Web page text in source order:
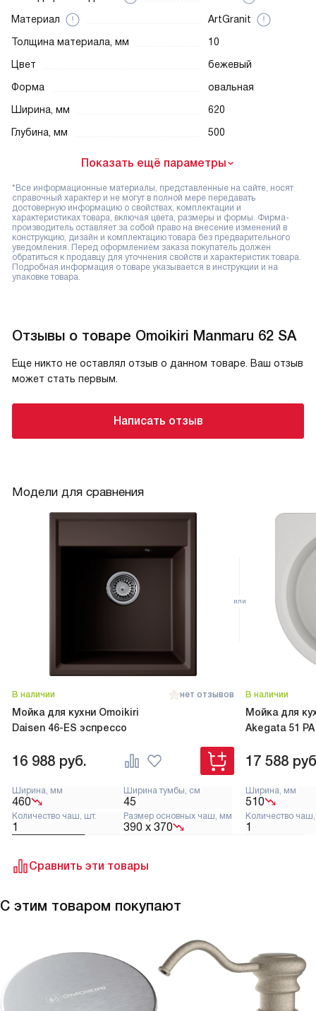
Материал
ArtGranit
Толщина материала, мм
10
Цвет
бежевый
Форма
овальная
Ширина, мм
620
Глубина, мм
500
Показать ещё параметры
*Все информационные материалы, представленные на сайте, носят
справочный характер и не могут в полной мере передавать
достоверную информацию о свойствах, комплектации и
характеристиках товара, включая цвета, размеры и формы. Фирма-
производитель оставляет за собой право на внесение изменений в
конструкцию, дизайн и комплектацию товара без предварительного
уведомления. Перед оформлением заказа покупатель должен
обратиться к продавцу для уточнения свойств и характеристик товара.
Подробная информация о товаре указывается в инструкции и на
упаковке товара.
Отзывы о товаре Omoikiri Manmaru 62 SA
Еще никто не оставлял отзыв о данном товаре. Ваш отзыв
может стать первым.
Написать отзыв
Модели для сравнения
Сравнить эти товары
В наличии нет отзывов
Мойка для кухни Omoikiri
Daisen 46-ES эспрессо
16 988 руб.
Ширина, мм
460
Ширина тумбы, см
45
Количество чаш, шт.
1
Размер основных чаш, мм
390 х 370
В наличии
Мойка для
Akegata 51
17 588
Ширина, мм
510
Количество
1
С этим товаром покупают